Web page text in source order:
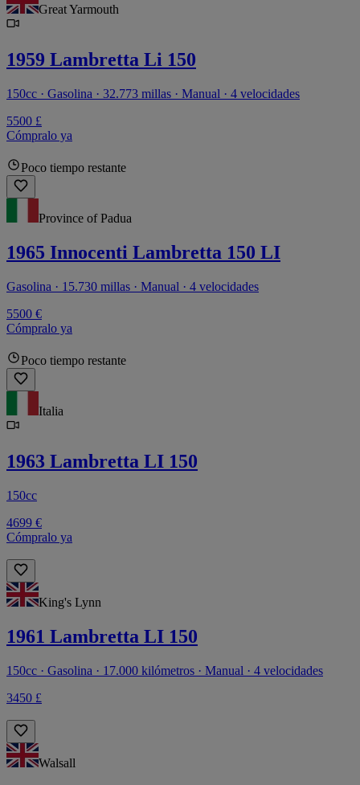
Great Yarmouth
1959 Lambretta Li 150
150cc · Gasolina · 32.773 millas · Manual · 4 velocidades
5500 £
Cómpralo ya
Poco tiempo restante
Province of Padua
1965 Innocenti Lambretta 150 LI
Gasolina · 15.730 millas · Manual · 4 velocidades
5500 €
Cómpralo ya
Poco tiempo restante
Italia
1963 Lambretta LI 150
150cc
4699 €
Cómpralo ya
King's Lynn
1961 Lambretta LI 150
150cc · Gasolina · 17.000 kilómetros · Manual · 4 velocidades
3450 £
Walsall